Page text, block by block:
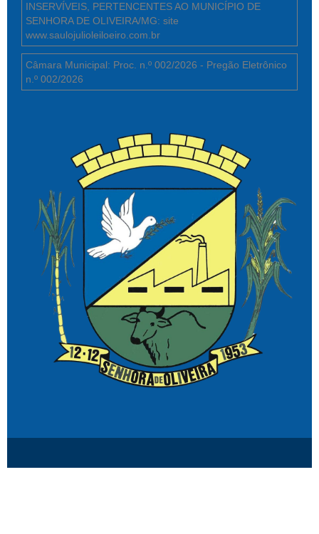
INSERVÍVEIS, PERTENCENTES AO MUNICÍPIO DE
SENHORA DE OLIVEIRA/MG: site
www.saulojulioleiloeiro.com.br
Câmara Municipal: Proc. n.º 002/2026 - Pregão Eletrônico
n.º 002/2026